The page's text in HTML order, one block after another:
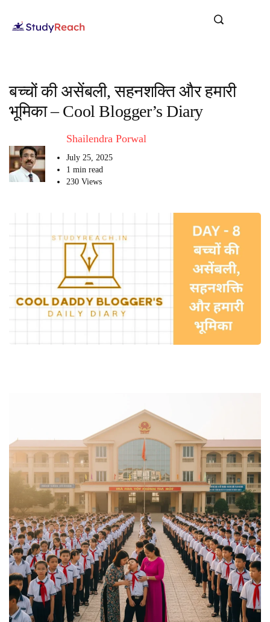
बच्चों की असेंबली, सहनशक्ति और हमारी
भूमिका – Cool Blogger’s Diary
Shailendra Porwal
July 25, 2025
1 min read
230 Views